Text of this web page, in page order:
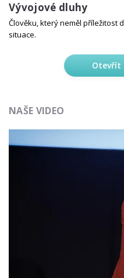
Vývojové dluhy
Člověku, který neměl příležitost
situace.
Otevřít
NAŠE VIDEO